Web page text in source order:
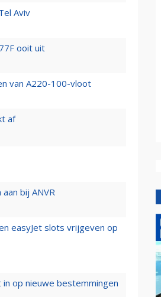
Aviv
ooit uit
van A220-100-vloot
af
bij ANVR
easyJet slots vrijgeven op
op nieuwe bestemmingen